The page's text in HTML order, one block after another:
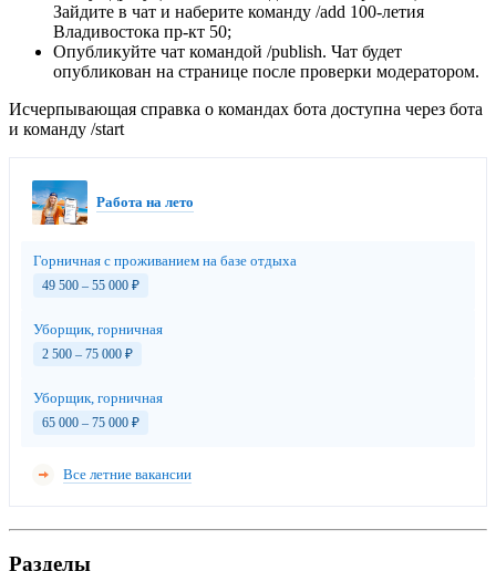
Зайдите в чат и наберите команду /add 100-летия
Владивостока пр-кт 50;
Опубликуйте чат командой /publish. Чат будет
опубликован на странице после проверки модератором.
Исчерпывающая справка о командах бота доступна через бота
и команду /start
Работа на лето
Горничная с проживанием на базе отдыха
49 500 – 55 000 ₽
Уборщик, горничная
2 500 – 75 000 ₽
Уборщик, горничная
65 000 – 75 000 ₽
Все летние вакансии
Разделы